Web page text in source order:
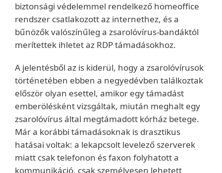
biztonsági védelemmel rendelkező homeoffice
rendszer csatlakozott az internethez, és a
bűnözők valószínűleg a zsarolóvírus-bandáktól
merítettek ihletet az RDP támadásokhoz.
A jelentésből az is kiderül, hogy a zsarolóvírusok
történetében ebben a negyedévben találkoztak
először olyan esettel, amikor egy támadást
emberölésként vizsgáltak, miután meghalt egy
zsarolóvírus által megtámadott kórház betege.
Már a korábbi támadásoknak is drasztikus
hatásai voltak: a lekapcsolt levelező szerverek
miatt csak telefonon és faxon folyhatott a
kommunikáció, csak személyesen lehetett